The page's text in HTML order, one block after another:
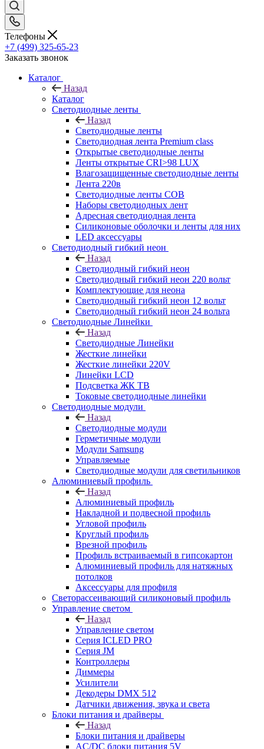
Телефоны
+7 (499) 325-65-23
Заказать звонок
Каталог
Назад
Каталог
Светодиодные ленты
Назад
Светодиодные ленты
Светодиодная лента Premium class
Открытые светодиодные ленты
Ленты открытые CRI>98 LUX
Влагозащищенные светодиодные ленты
Лента 220в
Светодиодные ленты COB
Наборы светодиодных лент
Адресная светодиодная лента
Силиконовые оболочки и ленты для них
LED аксессуары
Светодиодный гибкий неон
Назад
Светодиодный гибкий неон
Светодиодный гибкий неон 220 вольт
Комплектующие для неона
Светодиодный гибкий неон 12 вольт
Светодиодный гибкий неон 24 вольта
Светодиодные Линейки
Назад
Светодиодные Линейки
Жесткие линейки
Жесткие линейки 220V
Линейки LCD
Подсветка ЖК ТВ
Токовые светодиодные линейки
Светодиодные модули
Назад
Светодиодные модули
Герметичные модули
Модули Samsung
Управляемые
Светодиодные модули для светильников
Алюминиевый профиль
Назад
Алюминиевый профиль
Накладной и подвесной профиль
Угловой профиль
Круглый профиль
Врезной профиль
Профиль встраиваемый в гипсокартон
Алюминиевый профиль для натяжных
потолков
Аксессуары для профиля
Светорассеивающий силиконовый профиль
Управление светом
Назад
Управление светом
Серия ICLED PRO
Серия JM
Контроллеры
Диммеры
Усилители
Декодеры DMX 512
Датчики движения, звука и света
Блоки питания и драйверы
Назад
Блоки питания и драйверы
AC/DC блоки питания 5V